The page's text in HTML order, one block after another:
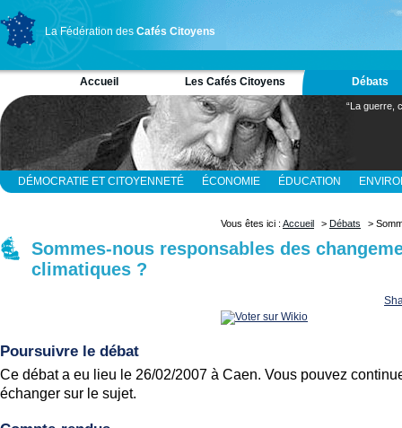
La Fédération des Cafés Citoyens
Accueil Les Cafés Citoyens Débats
“La guerre,
DÉMOCRATIE ET CITOYENNETÉ ÉCONOMIE ÉDUCATION
Vous êtes ici : Accueil > Débats >
Sommes-nous responsables des
climatiques ?
Poursuivre le débat
Ce débat a eu lieu le 26/02/2007 à Caen. Vous pouvez
échanger sur le sujet.